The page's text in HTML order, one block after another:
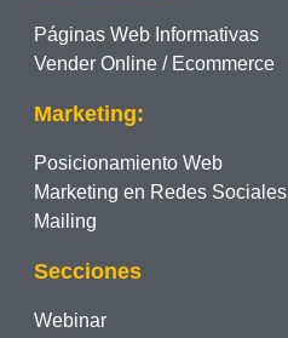
Páginas Web Informativas
Vender Online / Ecommerce
Marketing:
Posicionamiento Web
Marketing en Redes Sociales
Mailing
Secciones
Webinar